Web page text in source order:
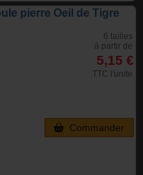
pierre Oeil de Tigre
6 tailles
à partir de
5,15 €
TTC l'unite
Commander